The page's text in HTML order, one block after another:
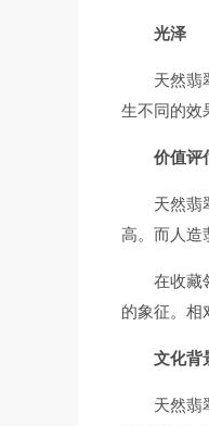
光泽
天然翡
生不同的效
价值评
天然翡
高。而人造
在收藏
的象征。相
文化背
天然翡